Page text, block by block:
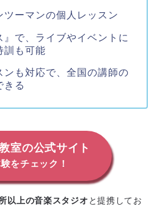
ツーマンの個人レッスン
』で、ライブやイベントに
訓も可能
ンも対応で、全国の講師の
きる
室の公式サイト
をチェック！
以上の音楽スタジオ と提携してお